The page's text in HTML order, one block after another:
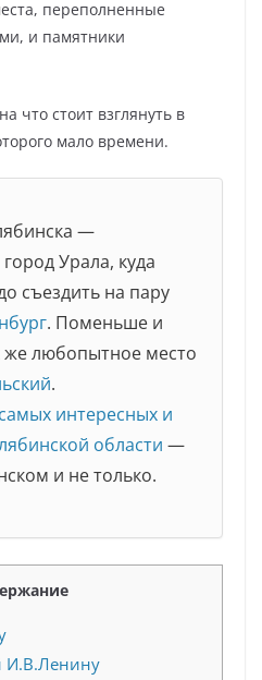
переполненные
и памятники
что стоит взглянуть в
мало времени.
—
Урала, куда
съездить на пару
. Поменьше и
же любопытное место
.
интересных и
области —
и не только.
И.В.Ленину